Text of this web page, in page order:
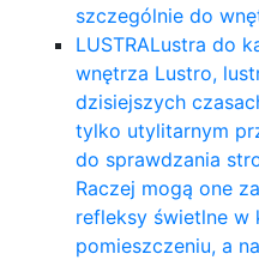
szczególnie do
LUSTRALustra do
wnętrza Lustro,
dzisiejszych
tylko utylitarnym
do sprawdzania
Raczej mogą one
refleksy świetlne w
pomieszczeniu, a